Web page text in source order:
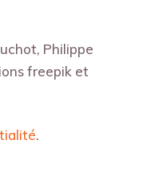
Philippe
freepik et
.